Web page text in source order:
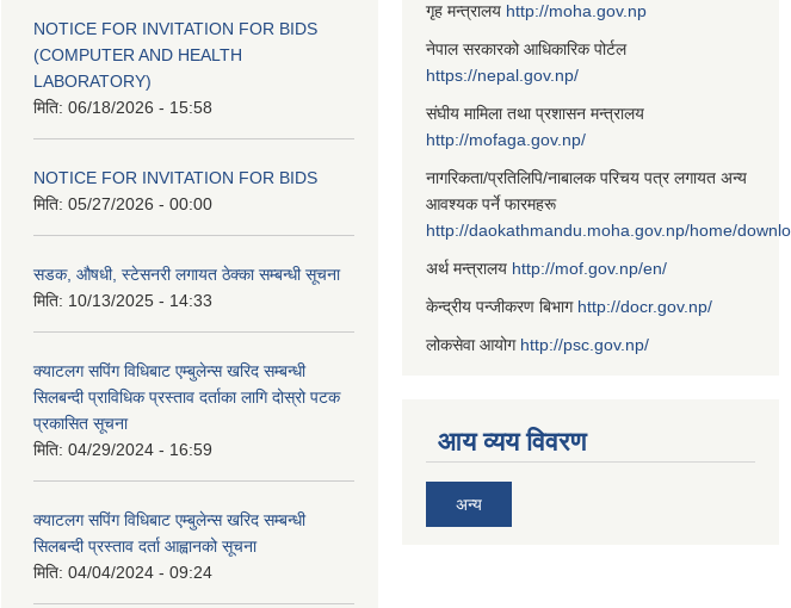
NOTICE FOR INVITATION FOR BIDS
(COMPUTER AND HEALTH
LABORATORY)
मिति: 06/18/2026 - 15:58
NOTICE FOR INVITATION FOR BIDS
मिति: 05/27/2026 - 00:00
सडक, औषधी, स्टेसनरी लगायत ठेक्का सम्बन्धी सूचना
मिति: 10/13/2025 - 14:33
क्याटलग सपिंग विधिबाट एम्बुलेन्स खरिद सम्बन्धी
सिलबन्दी प्राविधिक प्रस्ताव दर्ताका लागि दोस्रो पटक
प्रकासित सूचना
मिति: 04/29/2024 - 16:59
क्याटलग सपिंग विधिबाट एम्बुलेन्स खरिद सम्बन्धी
सिलबन्दी प्रस्ताव दर्ता आह्वानको सूचना
मिति: 04/04/2024 - 09:24
गृह मन्त्रालय http://moha.gov.np
नेपाल सरकारको आधिकारिक पोर्टल
https://nepal.gov.np/
संघीय मामिला तथा प्रशासन मन्त्रालय
http://mofaga.gov.np/
नागरिकता/प्रतिलिपि/नाबालक परिचय पत्र लगायत अन्य
आवश्यक पर्ने फारमहरू
http://daokathmandu.moha.gov.np/home/
अर्थ मन्त्रालय http://mof.gov.np/en/
केन्द्रीय पन्जीकरण बिभाग http://docr.gov.np/
लोकसेवा आयोग http://psc.gov.np/
आय व्यय विवरण
अन्य